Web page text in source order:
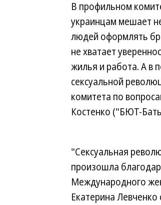
В профильном
украинцам мешает
людей оформлять
не хватает
жилья и работа. А в
сексуальной
комитета по
Костенко ("БЮТ-
"Сексуальная
произошла
Международного
Екатерина